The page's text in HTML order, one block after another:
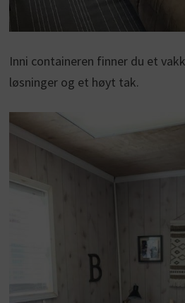
Inni containeren finner du et
løsninger og et høyt tak.